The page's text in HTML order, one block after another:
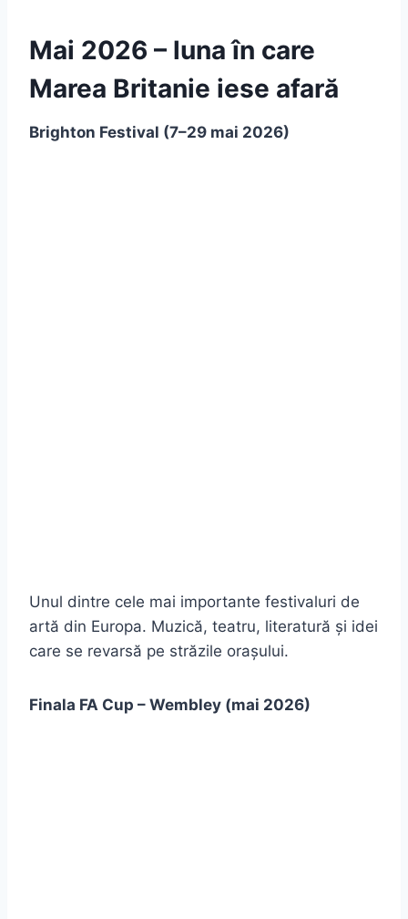
Mai 2026 – luna în care
Marea Britanie iese afară
Brighton Festival (7–29 mai 2026)
Unul dintre cele mai importante festivaluri de
artă din Europa. Muzică, teatru, literatură și idei
care se revarsă pe străzile orașului.
Finala FA Cup – Wembley (mai 2026)